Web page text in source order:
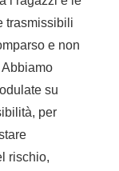
trasmissibili
e non
su
per
rischio,